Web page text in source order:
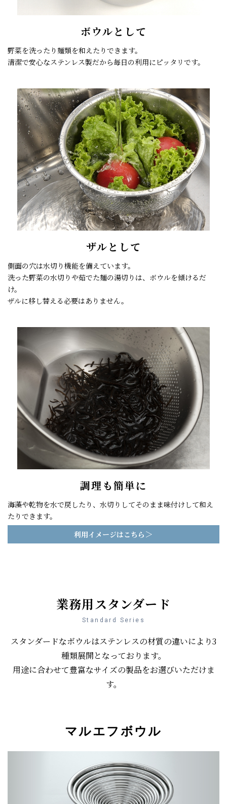
ボウルとして
野菜を洗ったり麺類を和えたりできます。
清潔で安心なステンレス製だから毎日の利用にピッタリです。
ザルとして
側面の穴は水切り機能を備えています。
洗った野菜の水切りや茹でた麺の湯切りは、ボウルを傾けるだ
け。
ザルに移し替える必要はありません。
調理も簡単に
海藻や乾物を水で戻したり、水切りしてそのまま味付けして和え
たりできます。
利用イメージはこちら ＞
業務用スタンダード
Standard Series
スタンダードなボウルはステンレスの材質の違いにより3
種類展開となっております。
用途に合わせて豊富なサイズの製品をお選びいただけま
す。
マルエフボウル